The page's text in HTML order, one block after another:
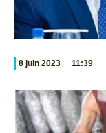
8 juin 2023 11:39